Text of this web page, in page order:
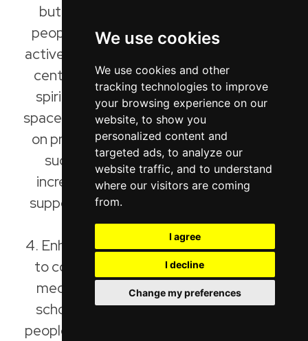
We use cookies
We use cookies and other
tracking technologies to improve
your browsing experience on our
website, to show you
personalized content and
targeted ads, to analyze our
website traffic, and to understand
where our visitors are coming
from.
I agree
I decline
Change my preferences
but also as safe spaces where young
people can develop civic initiatives and
actively engage in the community. These
centers support the formation of civic
spirit and provide young people with a
space to share their ideas and collaborate
on projects with social impact. Through
such initiatives, these centers help
increase democratic involvement and
support the inclusion of young people in
decision-making processes.
4. Enhancing media and digital education
to combat disinformation: Introducing
media education and digital literacy in
schools is crucial for protecting young
people from the impact of fake news and